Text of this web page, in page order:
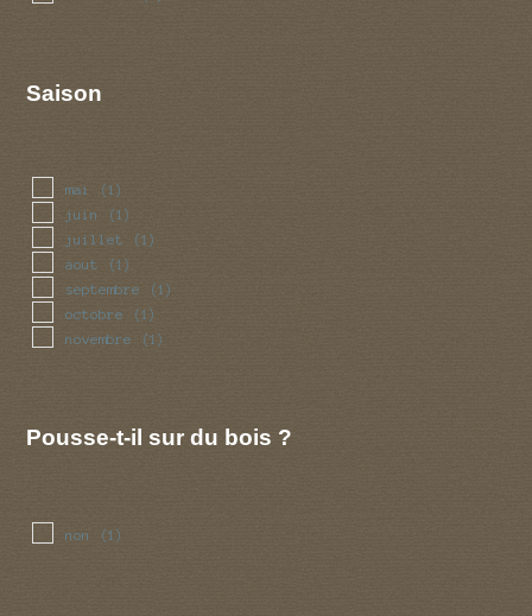
Saison
mai (1)
juin (1)
juillet (1)
aout (1)
septembre (1)
octobre (1)
novembre (1)
Pousse-t-il sur du bois ?
non (1)